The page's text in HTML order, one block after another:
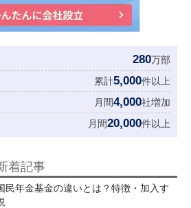
280万部
累計5,000件以上
月間4,000社増加
月間20,000件以上
着記事
民年金基金の違いとは？特徴・加入す